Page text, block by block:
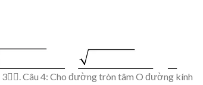
3.Câu 4: Cho đườngtròn tâm O đường kính